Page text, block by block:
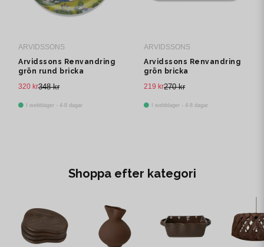
ARVIDSSONS
Arvidssons Renvandring
grön rund bricka
348 kr
320 kr
I webblager - 4-8 dagar
ARVIDSSONS
Arvidssons Renvandring
grön bricka
270 kr
219 kr
I webblager - 4-8 dagar
Shoppa efter kategori